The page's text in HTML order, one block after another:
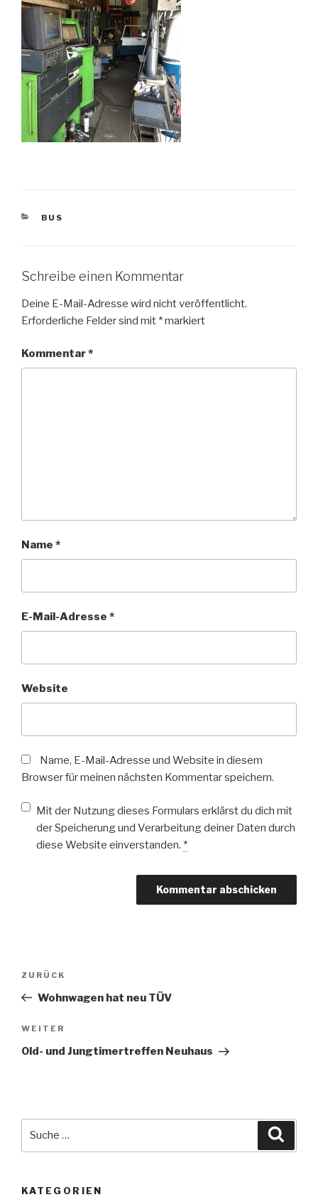
KATEGORIEN
BUS
Schreibe einen Kommentar
Deine E-Mail-Adresse wird nicht veröffentlicht.
Erforderliche Felder sind mit *markiert
Kommentar*
Name *
E-Mail-Adresse *
Website
Name, E-Mail-Adresse und Website in diesem
Browser für meinen nächsten Kommentar speichern.
Mit der Nutzung dieses Formulars erklärst du dich mit
der Speicherung und Verarbeitung deiner Daten durch
diese Website einverstanden. *
Beitragsnavigation
Vorheriger
Beitrag
ZURÜCK
Wohnwagen hat neu TÜV
Nächster
Beitrag
WEITER
Old- und Jungtimertreffen Neuhaus
KATEGORIEN